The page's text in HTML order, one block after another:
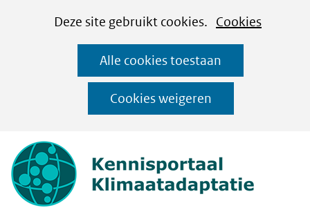
CookiesDeze site gebruikt cookies. Cookies
op
deze
website
Alle cookies toestaan
Cookies weigeren
Ga
naar
de
inhoud